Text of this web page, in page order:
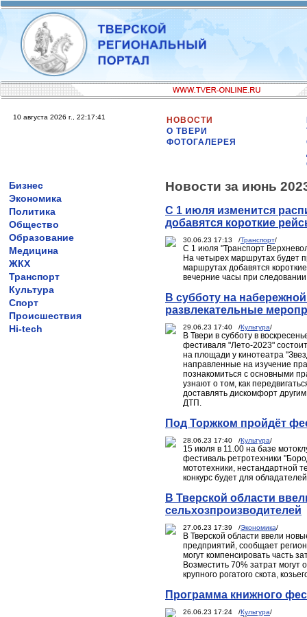
10 августа 2026 г., 22:17:41
НОВОСТИ
О ТВЕРИ
ФОТОГАЛЕРЕЯ
Бизнес
Экономика
Политика
Общество
Образование
Медицина
ЖКХ
Транспорт
Культура
Спорт
Происшествия
Hi-tech
Новости за июнь
С 1 июля изменится
добавятся короткие
30.06.23 17:13 /Транспорт/
С 1 июля "Транспорт
На четырех маршрутах будет
маршрутах добавятся
вечерние часы при следовании
В субботу на
развлекательные
29.06.23 17:40 /Культура/
В Твери в субботу в
фестиваля "Лето-2023"
на площади у кинотеатра
направленные на изучение
познакомиться с основными
узнают о том, как
доставлять дискомфорт
ДТП.
Под Торжком пройдёт
28.06.23 17:40 /Культура/
15 июля в 11.00 на базе
фестиваль ретротехники
мототехники, нестандартной
конкурс будет для
В Тверской области
сельхозпроизводителей
27.06.23 17:39 /Экономика/
В Тверской области ввели
предприятий, сообщает
могут компенсировать часть
Возместить 70% затрат
крупного рогатого скота,
Программа книжного
26.06.23 17:24 /Культура/